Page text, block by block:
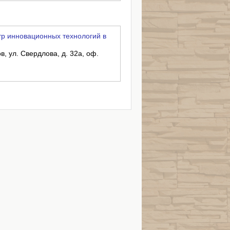
технологий в
ул. Свердлова, д. 32а, оф.